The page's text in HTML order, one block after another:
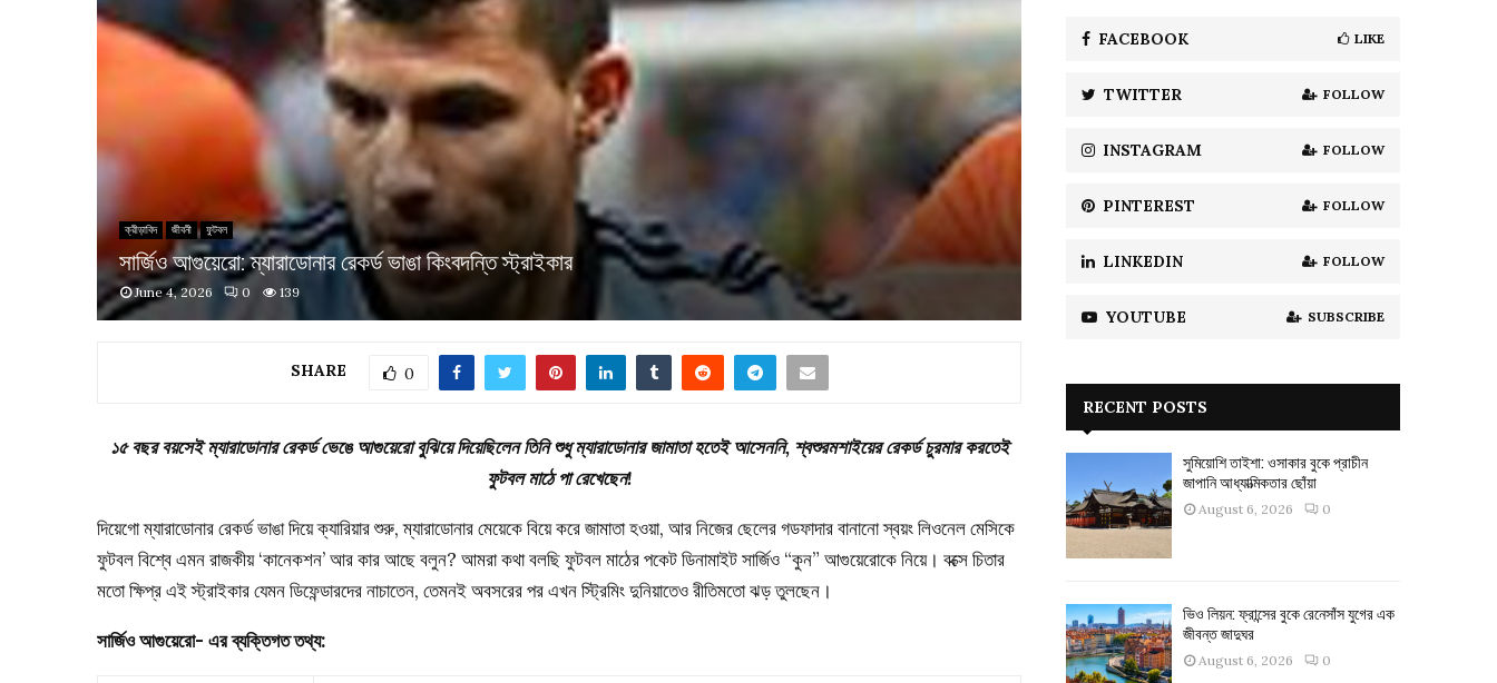
ক্রীড়াবিদ জীবনী ফুটবল
সার্জিও আগুয়েরো: ম্যারাডোনার রেকর্ড ভাঙা কিংবদন্তি স্ট্রাইকার
June 4, 2026 0 139
SHARE 0
১৫ বছর বয়সেই ম্যারাডোনার রেকর্ড ভেঙে আগুয়েরো বুঝিয়ে দিয়েছিলেন তিনি শুধু ম্যারাডোনার জামাতা হতেই আসেননি, শ্বশুরমশাইয়ের রেকর্ড চুরমার করতেই
ফুটবল মাঠে পা রেখেছেন!
দিয়েগো ম্যারাডোনার রেকর্ড ভাঙা দিয়ে ক্যারিয়ার শুরু, ম্যারাডোনার মেয়েকে বিয়ে করে জামাতা হওয়া, আর নিজের ছেলের গডফাদার বানানো স্বয়ং লিওনেল মেসিকে
ফুটবল বিশ্বে এমন রাজকীয় ‘কানেকশন’ আর কার আছে বলুন? আমরা কথা বলছি ফুটবল মাঠের পকেট ডিনামাইট সার্জিও “কুন” আগুয়েরোকে নিয়ে। বক্সে চিতার
মতো ক্ষিপ্র এই স্ট্রাইকার যেমন ডিফেন্ডারদের নাচাতেন, তেমনই অবসরের পর এখন স্ট্রিমিং দুনিয়াতেও রীতিমতো ঝড় তুলছেন।
সার্জিও আগুয়েরো- এর ব্যক্তিগত তথ্য:
C
H
FACEBOOK LIKE
TWITTER FOLLOW
INSTAGRAM FOLLOW
PINTEREST FOLLOW
LINKEDIN FOLLOW
YOUTUBE SUBSCRIBE
RECENT POSTS
সুমিয়োশি তাইশা: ওসাকার বুকে প্রাচীন
জাপানি আধ্যাত্মিকতার ছোঁয়া
August 6, 2026 0
ভিও লিয়ন: ফ্রান্সের বুকে রেনেসাঁস যুগের এক
জীবন্ত জাদুঘর
August 6, 2026 0